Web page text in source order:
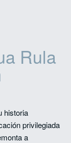
Rula
historia
privilegiada
a